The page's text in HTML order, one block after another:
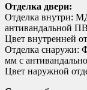
Отделка двери:
Отделка внутри:
антивандальной
Цвет внутренней
Отделка снаружи:
мм с
Цвет наружной